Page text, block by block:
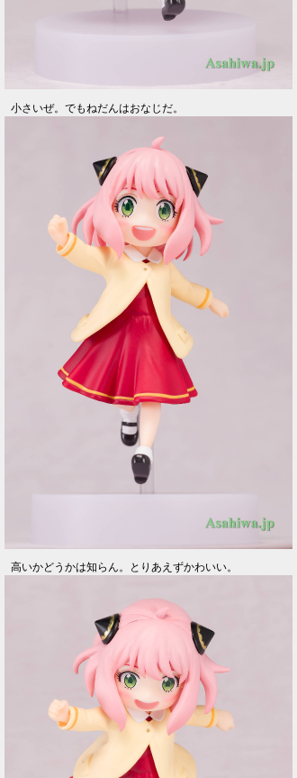
小さいぜ。でもねだんはおなじだ。
高いかどうかは知らん。とりあえずかわいい。